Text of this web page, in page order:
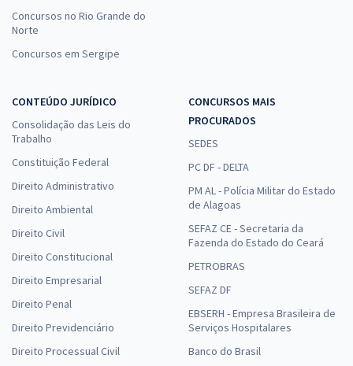
Concursos no Rio Grande do
Norte
Concursos em Sergipe
CONTEÚDO JURÍDICO
Consolidação das Leis do
Trabalho
Constituição Federal
Direito Administrativo
Direito Ambiental
Direito Civil
Direito Constitucional
Direito Empresarial
Direito Penal
Direito Previdenciário
Direito Processual Civil
CONCURSOS MAIS
PROCURADOS
SEDES
PC DF - DELTA
PM AL - Polícia Militar do Estado
de Alagoas
SEFAZ CE - Secretaria da
Fazenda do Estado do Ceará
PETROBRAS
SEFAZ DF
EBSERH - Empresa Brasileira de
Serviços Hospitalares
Banco do Brasil